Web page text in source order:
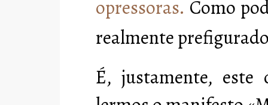
opressoras. Como
realmente
É, justamente, este